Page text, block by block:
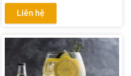
Liên hệ